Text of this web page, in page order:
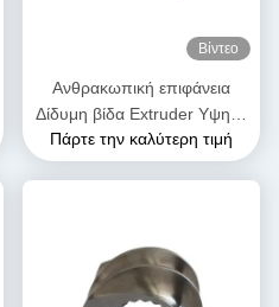
Βίντεο
Ανθρακωπική επιφάνεια
Δίδυμη βίδα Extruder Υψηλή
σκληρότητα Διπλή πτήση
μεταφοράς βίδα στοιχείο
Πάρτε την καλύτερη τιμή